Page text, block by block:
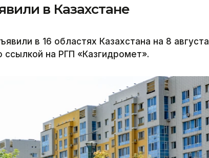
в Казахстане
в 16 областях Казахстана на 8 августа,
ссылкой на РГП «Казгидромет».